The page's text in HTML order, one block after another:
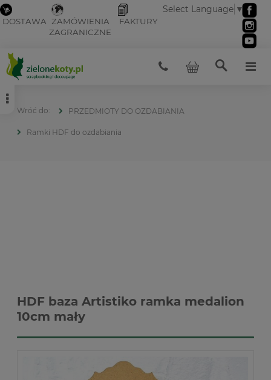
DOSTAWA ZAMÓWIENIA
ZAGRANICZNE
FAKTURY
Select Language ▼
PRZEDMIOTY DO OZDABIANIA
Ramki HDF do ozdabiania
HDF baza Artistiko ramka medalion
10cm mały